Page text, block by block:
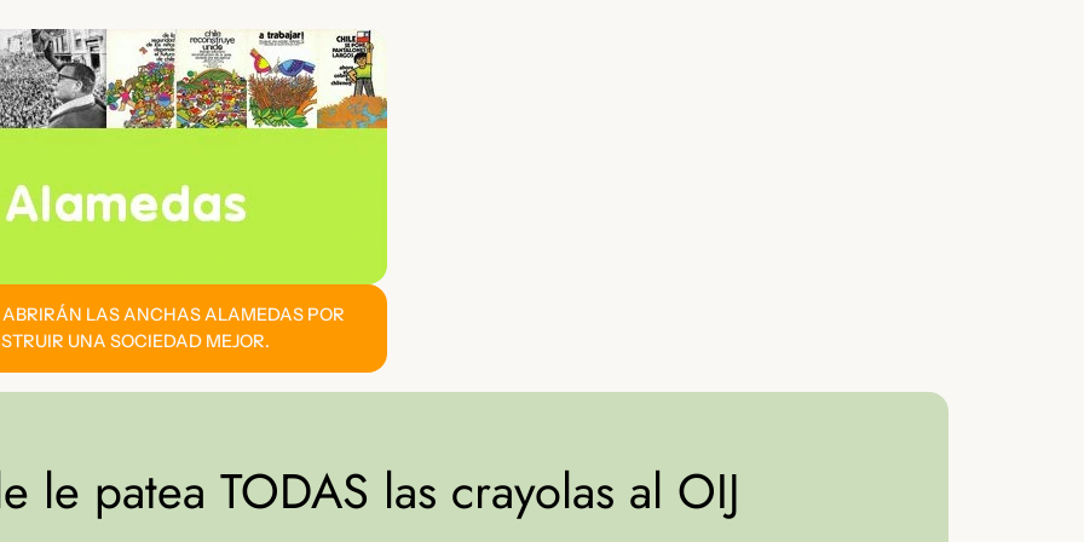
LAS ANCHAS ALAMEDAS POR
UNA SOCIEDAD MEJOR.
le patea TODAS las crayolas al OIJ